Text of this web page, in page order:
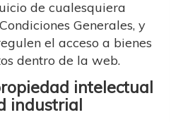
de cualesquiera
Generales, y
el acceso a bienes
dentro de la web.
intelectual
industrial